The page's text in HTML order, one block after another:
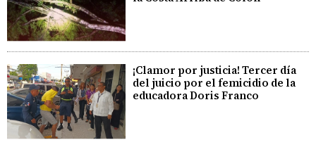
¡Clamor por justicia! Tercer día
del juicio por el femicidio de la
educadora Doris Franco